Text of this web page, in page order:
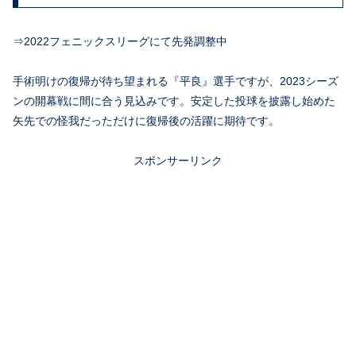
⇒2022フェニックスリーグにて先発調整中
手術明けの復帰が待ち望まれる『平良』選手ですが、2023シーズ
ンの開幕戦に間に合う見込みです。安定した投球を披露し始めた
矢先での怪我だっただけに復帰後の活躍に期待です。
スポンサーリンク